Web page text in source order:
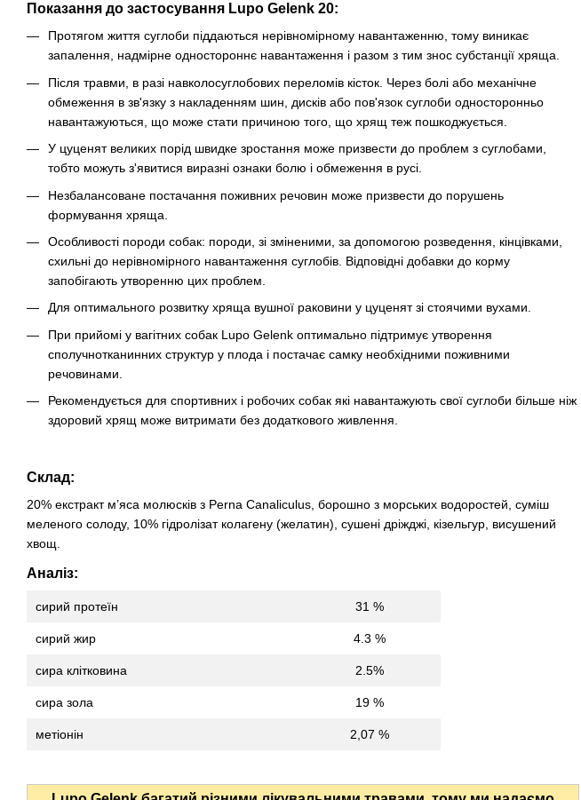
Показання до застосування Lupo Gelenk 20:
Протягом життя суглоби піддаються нерівномірному навантаженню, тому виникає
запалення, надмірне одностороннє навантаження і разом з тим знос субстанції хряща.
Після травми, в разі навколосуглобових переломів кісток. Через болі або механічне
обмеження в зв'язку з накладенням шин, дисків або пов'язок суглоби односторонньо
навантажуються, що може стати причиною того, що хрящ теж пошкоджується.
У цуценят великих порід швидке зростання може призвести до проблем з суглобами,
тобто можуть з'явитися виразні ознаки болю і обмеження в русі.
Незбалансоване постачання поживних речовин може призвести до порушень
формування хряща.
Особливості породи собак: породи, зі зміненими, за допомогою розведення, кінцівками,
схильні до нерівномірного навантаження суглобів. Відповідні добавки до корму
запобігають утворенню цих проблем.
Для оптимального розвитку хряща вушної раковини у цуценят зі стоячими вухами.
При прийомі у вагітних собак Lupo Gelenk оптимально підтримує утворення
сполучнотканинних структур у плода і постачає самку необхідними поживними
речовинами.
Рекомендується для спортивних і робочих собак які навантажують свої суглоби більше ніж
здоровий хрящ може витримати без додаткового живлення.
Склад:
20% екстракт м’яса молюсків з Perna Canaliculus, борошно з морських водоростей, суміш
меленого солоду, 10% гідролізат колагену (желатин), сушені дріжджі, кізельгур, висушений
хвощ.
Аналіз:
сирий протеїн 31 %
сирий жир 4.3 %
сира клітковина 2.5%
сира зола 19 %
метіонін 2,07 %